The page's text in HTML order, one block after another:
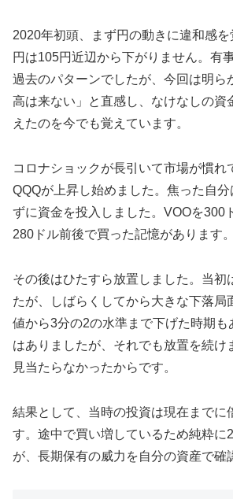
2020年初頭、まず円の動きに違和感
円は105円近辺から下がりません。有
過去のパターンでしたが、今回は明ら
高は来ない」と直感し、なけなしの資
えたのを今でも覚えています。
コロナショックが長引いて市場が慣れ
QQQが上昇し始めました。焦った自分
ずに資金を投入しました。VOOを300
280ドル前後で買った記憶があります。
その後はひたすら放置しました。当初
たが、しばらくしてから大きな下落局
値から3分の2の水準まで下げた時期も
はありましたが、それでも放置を続け
見当たらなかったからです。
結果として、当時の投資は現在までに
す。途中で買い増しているため純粋に
が、長期保有の威力を自分の資産で確